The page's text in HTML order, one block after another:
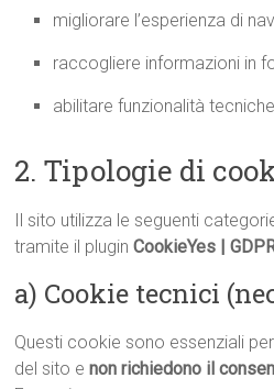
migliorare l’esperienza di
raccogliere informazioni in
abilitare funzionalità
2. Tipologie di
Il sito utilizza le seguenti
tramite il pluginCookieYes |
a) Cookie tecnici
Questi cookie sono essenziali
del sito enon richiedono il